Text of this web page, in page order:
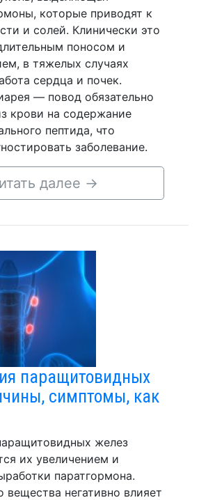
которые приводят к
и солей. Клинически это
поносом и
в тяжелых случаях
сердца и почек.
— повод обязательно
крови на содержание
пептида, что
заболевание.
далее →
паращитовидных
симптомы, как
желез
их увеличением и
паратгормона.
вещества негативно влияет